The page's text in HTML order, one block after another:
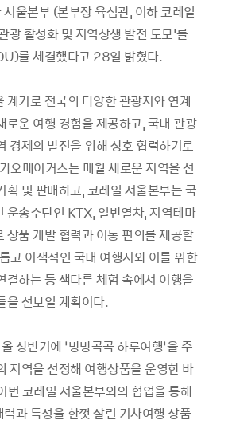
울본부 (본부장 육심관, 이하 코레일
광 활성화 및 지역상생 발전 도모’를
를 체결했다고 28일 밝혔다.
계기로 전국의 다양한 관광지와 연계
로운 여행 경험을 제공하고, 국내 관광
경제의 발전을 위해 상호 협력하기로
오메이커스는 매월 새로운 지역을 선
획 및 판매하고, 코레일 서울본부는 국
운송수단인 KTX, 일반열차, 지역테마
상품 개발 협력과 이동 편의를 제공할
고 이색적인 국내 여행지와 이를 위한
결하는 등 색다른 체험 속에서 여행을
을 선보일 계획이다.
상반기에 ‘방방곡곡 하루여행’을 주
지역을 선정해 여행상품을 운영한 바
번 코레일 서울본부와의 협업을 통해
과 특성을 한껏 살린 기차여행 상품